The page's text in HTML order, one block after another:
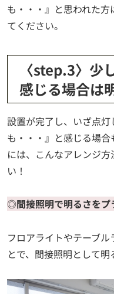
も・・・』と思われた
てください。
〈step.3〉少
感じる場合は
設置が完了し、いざ点
も・・・』と感じる場
には、こんなアレンジ
い！
◎間接照明で明るさをプ
フロアライトやテーブ
とで、間接照明として明